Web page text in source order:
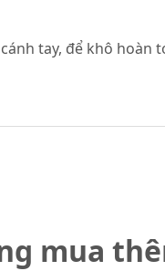
tay, để khô hoàn
mua